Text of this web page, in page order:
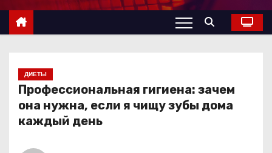
с
ДИЕТЫ
Профессиональная гигиена: зачем
она нужна, если я чищу зубы дома
каждый день